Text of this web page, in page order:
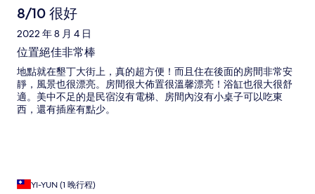
level of about 5 inches. I travelled during this trip from China (
stayed in Shanghai and Beijing) and travelled into Taiwan and
stayed at 5 different places. The breakfast here was the worst.
Very disappointing to arrive and receive a coupon for food
down the street. Very small breakfast could be obtained there.
The facility also does not have a common area except for the
receiving desk area. So one is limited to staying in your room.
We were out mostly so this was not an issue but may be for
others so I note it. Also no elevator.
8/10 很好
2022 年 8 月 4 日
位置絕佳非常棒
地點就在墾丁大街上，真的超方便！而且住在後面的房間非常安
靜，風景也很漂亮。房間很大佈置很溫馨漂亮！浴缸也很大很舒
適。美中不足的是民宿沒有電梯、房間內沒有小桌子可以吃東
西，還有插座有點少。
YI-YUN (1 晚行程)